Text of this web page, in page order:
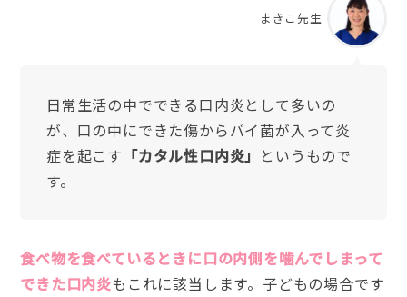
まきこ先生
日常生活の中でできる口内炎として多いの
が、口の中にできた傷からバイ菌が入って炎
症を起こす 「カタル性口内炎」 というもので
す。
食べ物を食べているときに口の内側を噛んでしまって
できた口内炎もこれに該当します。子どもの場合です